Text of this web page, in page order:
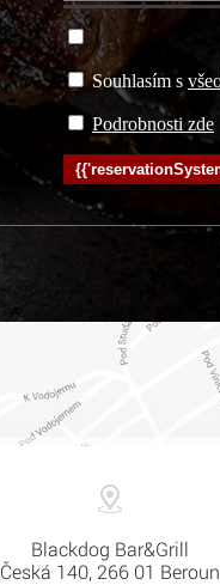
Blackdog Bar&Grill
Česká 140, 266 01 Beroun